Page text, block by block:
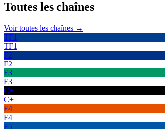
Toutes les chaînes
Voir toutes les chaînes →
TF1
TF1
F2
F2
F3
F3
C+
C+
F4
F4
F5